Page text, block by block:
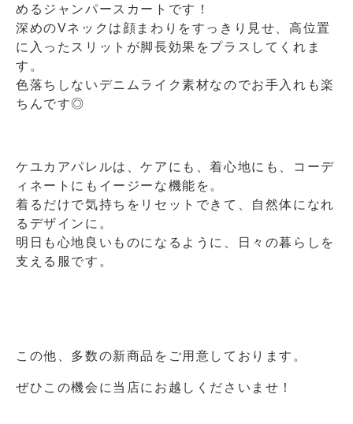
めるジャンパースカートです！
深めのVネックは顔まわりをすっきり見せ、高位置
に入ったスリットが脚長効果をプラスしてくれま
す。
色落ちしないデニムライク素材なのでお手入れも楽
ちんです◎
ケユカアパレルは、ケアにも、着心地にも、コーデ
ィネートにもイージーな機能を。
着るだけで気持ちをリセットできて、自然体になれ
るデザインに。
明日も心地良いものになるように、日々の暮らしを
支える服です。
この他、多数の新商品をご用意しております。
ぜひこの機会に当店にお越しくださいませ！